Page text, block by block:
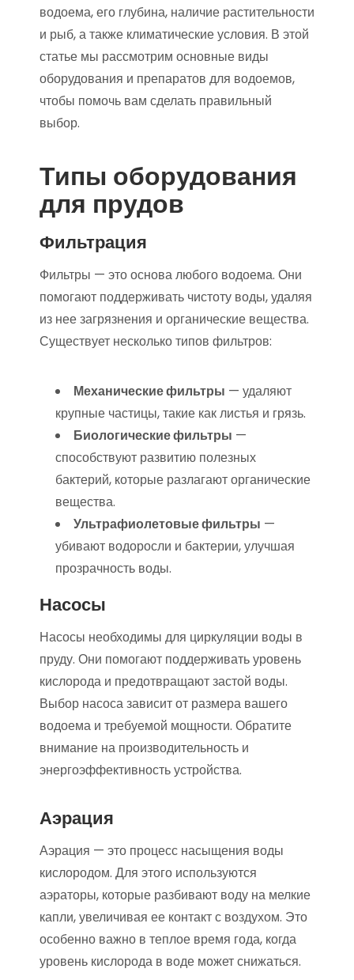
водоема, его глубина, наличие растительности
и рыб, а также климатические условия. В этой
статье мы рассмотрим основные виды
оборудования и препаратов для водоемов,
чтобы помочь вам сделать правильный
выбор.
Типы оборудования
для прудов
Фильтрация
Фильтры — это основа любого водоема. Они
помогают поддерживать чистоту воды, удаляя
из нее загрязнения и органические вещества.
Существует несколько типов фильтров:
Механические фильтры — удаляют
крупные частицы, такие как листья и грязь.
Биологические фильтры —
способствуют развитию полезных
бактерий, которые разлагают органические
вещества.
Ультрафиолетовые фильтры —
убивают водоросли и бактерии, улучшая
прозрачность воды.
Насосы
Насосы необходимы для циркуляции воды в
пруду. Они помогают поддерживать уровень
кислорода и предотвращают застой воды.
Выбор насоса зависит от размера вашего
водоема и требуемой мощности. Обратите
внимание на производительность и
энергоэффективность устройства.
Аэрация
Аэрация — это процесс насыщения воды
кислородом. Для этого используются
аэраторы, которые разбивают воду на мелкие
капли, увеличивая ее контакт с воздухом. Это
особенно важно в теплое время года, когда
уровень кислорода в воде может снижаться.